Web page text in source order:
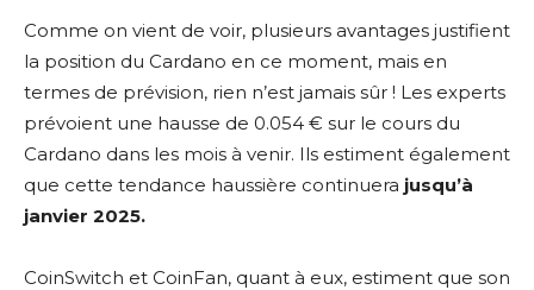
Comme on vient de voir, plusieurs avantages justifient
la position du Cardano en ce moment, mais en
termes de prévision, rien n’est jamais sûr ! Les experts
prévoient une hausse de 0.054 € sur le cours du
Cardano dans les mois à venir. Ils estiment également
que cette tendance haussière continuera jusqu’à
janvier 2025.
CoinSwitch et CoinFan, quant à eux, estiment que son